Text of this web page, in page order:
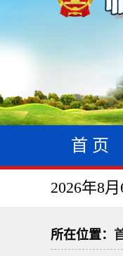
首 页
2026年8
所在位置：